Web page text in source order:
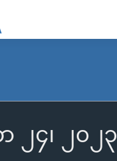
၂၄၊ ၂၀၂၃